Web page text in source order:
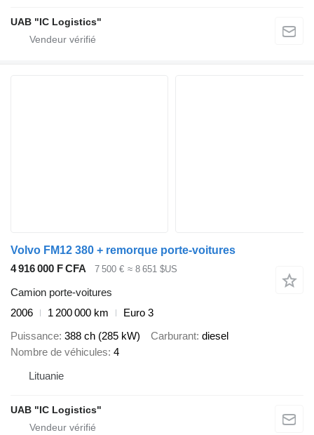
UAB "IC Logistics"
Volvo FM12 380 + remorque porte-voitures
4 916 000 F CFA
7 500 € ≈ 8 651 $US
Camion porte-voitures
2006
1 200 000 km
Euro 3
Puissance 388 ch (285 kW) Carburant diesel
Nombre de véhicules 4
Lituanie
UAB "IC Logistics"